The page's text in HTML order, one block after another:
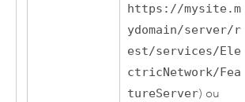
https://mysite.m
ydomain/server/r
est/services/Ele
ctricNetwork/Fea
tureServer) ou